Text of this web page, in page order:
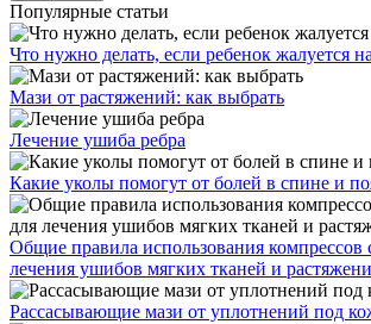
Популярные статьи
Что нужно делать, если ребенок жалуется
Мази от растяжений: как выбрать
Лечение ушиба ребра
Какие уколы помогут от болей в спине и
Общие правила использования
лечения ушибов мягких тканей и
Рассасывающие мази от уплотнений под